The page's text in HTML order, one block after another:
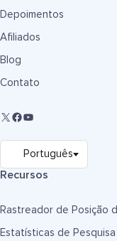
Depoimentos
Afiliados
Blog
Contato
Recursos
Rastreador de Posição
Estatísticas de Pesquisa